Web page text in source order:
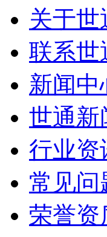
关于世
联系世
新闻中
世通新
行业资
常见问
荣誉资